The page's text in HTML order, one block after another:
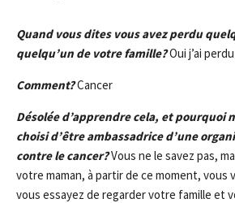
Quand vous dites vous avez perdu
quelqu’un de votre famille?Oui j’ai
Comment?Cancer
Désolée d’apprendre cela, et pourquoi
choisi d’être ambassadrice d’une
contre le cancer?Vous ne le savez pas,
votre maman, à partir de ce moment, vous
vous essayez de regarder votre famille et